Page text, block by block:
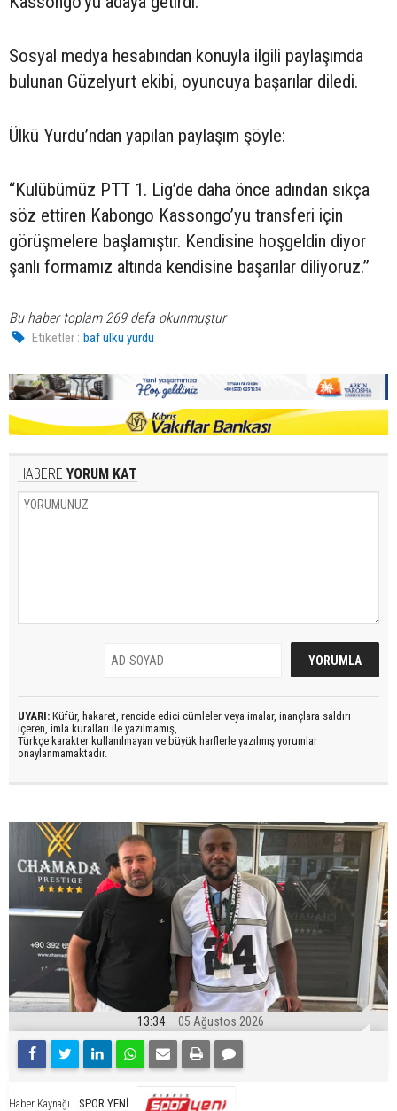
Sosyal medya hesabından konuyla ilgili paylaşımda
bulunan Güzelyurt ekibi, oyuncuya başarılar diledi.
Ülkü Yurdu’ndan yapılan paylaşım şöyle:
“Kulübümüz PTT 1. Lig’de daha önce adından sıkça
söz ettiren Kabongo Kassongo’yu transferi için
görüşmelere başlamıştır. Kendisine hoşgeldin diyor
şanlı formamız altında kendisine başarılar diliyoruz.”
Bu haber toplam 269 defa okunmuştur
Etiketler : baf ülkü yurdu
HABERE YORUM KAT
UYARI: Küfür, hakaret, rencide edici cümleler veya imalar, inançlara saldırı
içeren, imla kuralları ile yazılmamış,
Türkçe karakter kullanılmayan ve büyük harflerle yazılmış yorumlar
onaylanmamaktadır.
13:34 05 Ağustos 2026
Haber Kaynağı SPOR YENİ